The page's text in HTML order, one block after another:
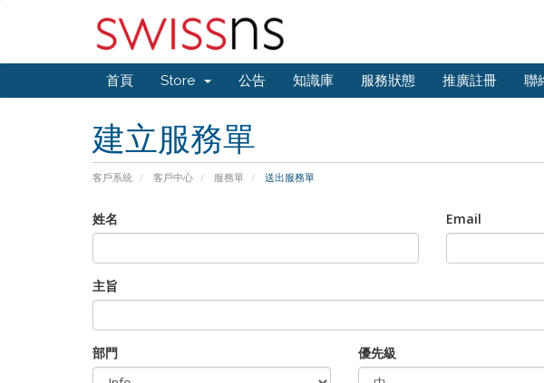
首頁 Store 公告 知識庫 服務狀態 推廣註冊 聯
建立服務單
客戶系統 客戶中心 服務單 送出服務單
姓名 Email
主旨
部門 優先級